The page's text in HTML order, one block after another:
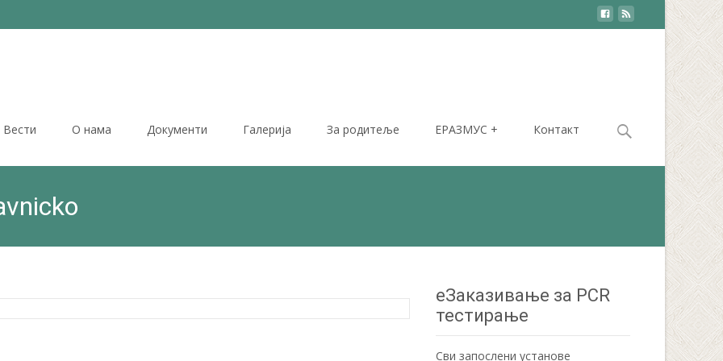
Вести О нама Документи Галерија За родитеље ЕРАЗМУС + Контакт
Search
еЗаказивање за PCR
тестирање
Сви запослени установе